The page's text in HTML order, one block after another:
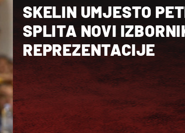
SKELIN UMJESTO
SPLITA NOVI
REPREZENTACIJE